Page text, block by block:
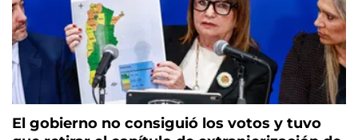
El gobierno no consiguió los votos y tuvo